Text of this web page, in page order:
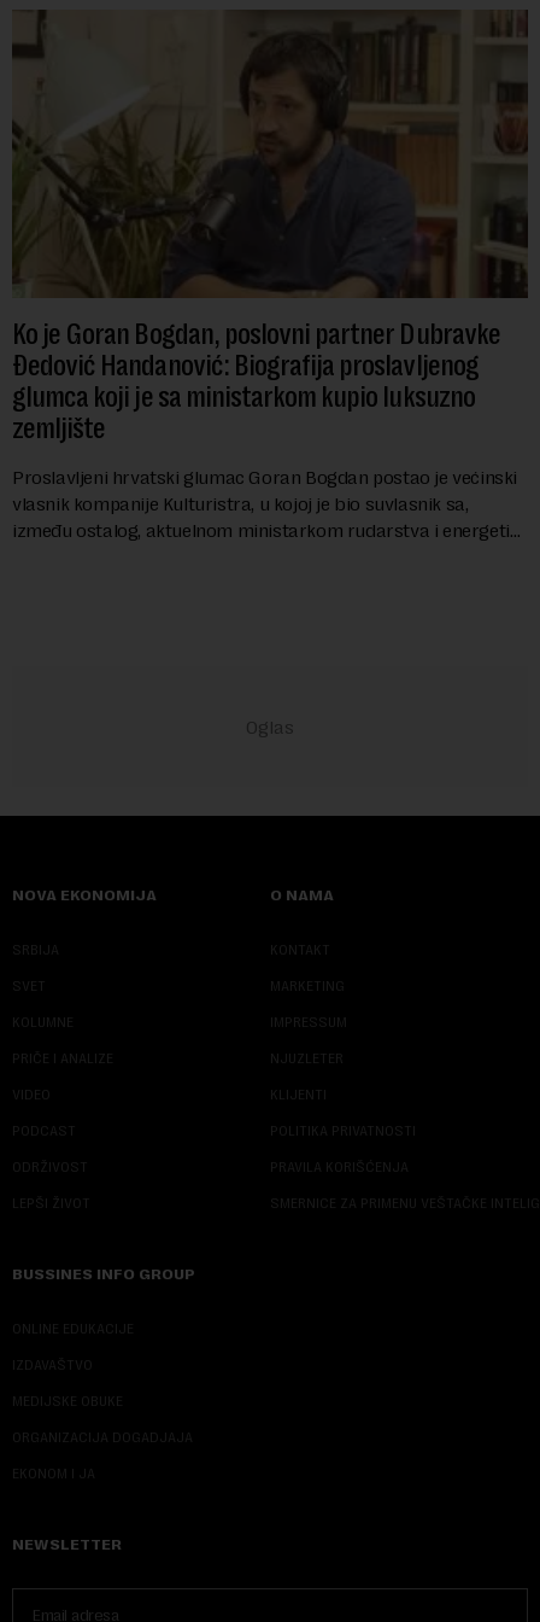
Ko je Goran Bogdan, poslovni partner Dubravke
Đedović Handanović: Biografija proslavljenog
glumca koji je sa ministarkom kupio luksuzno
zemljište
Proslavljeni hrvatski glumac Goran Bogdan postao je većinski
vlasnik kompanije Kulturistra, u kojoj je bio suvlasnik sa,
između ostalog, aktuelnom ministarkom rudarstva i energetike
NOVA EKONOMIJA
SRBIJA
SVET
KOLUMNE
PRIČE I ANALIZE
VIDEO
PODCAST
ODRŽIVOST
LEPŠI ŽIVOT
O NAMA
KONTAKT
MARKETING
IMPRESSUM
NJUZLETER
KLIJENTI
POLITIKA PRIVATNOSTI
PRAVILA KORIŠĆENJA
SMERNICE ZA PRIMENU VEŠTAČKE
BUSSINES INFO GROUP
ONLINE EDUKACIJE
IZDAVAŠTVO
MEDIJSKE OBUKE
ORGANIZACIJA DOGADJAJA
EKONOM I JA
NEWSLETTER